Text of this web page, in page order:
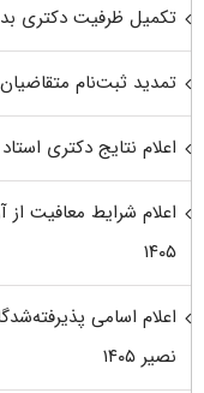
تکمیل ظرفیت دکتری
تمدید ثبت‌نام متقاضیان
اعلام نتایج دکتری
اعلام شرایط معافیت
۱۴۰۵
اعلام اسامی
نصیر ۱۴۰۵